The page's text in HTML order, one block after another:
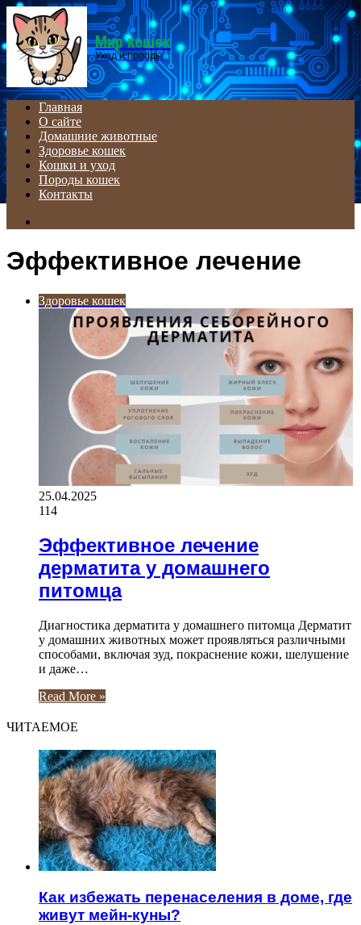
Menu
Мир кошек
Уход и породы
Главная
О сайте
Домашние животные
Здоровье кошек
Кошки и уход
Породы кошек
Контакты
Эффективное лечение
Здоровье кошек
25.04.2025
114
Эффективное лечение
дерматита у домашнего
питомца
Диагностика дерматита у домашнего питомца Дерматит
у домашних животных может проявляться различными
способами, включая зуд, покраснение кожи, шелушение
и даже…
Read More »
ЧИТАЕМОЕ
Как избежать перенаселения в доме, где
живут мейн-куны?